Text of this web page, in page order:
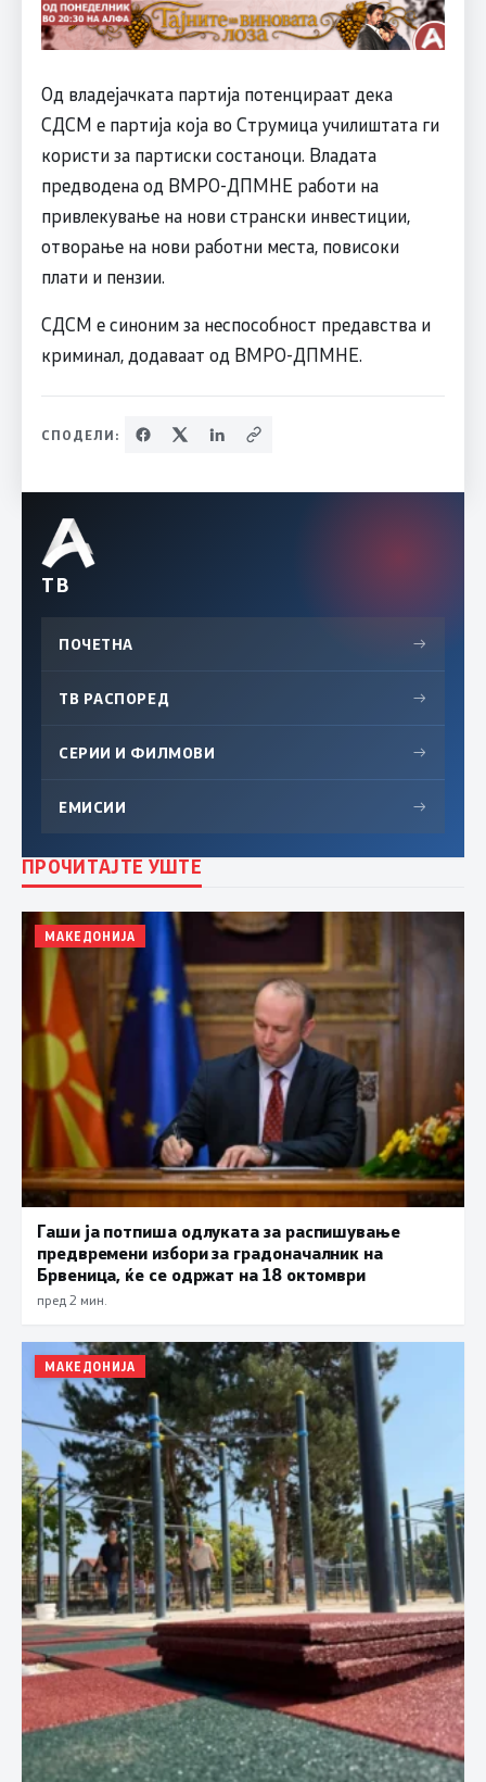
Од владејачката партија потенцираат дека
СДСМ е партија која во Струмица училиштата ги
користи за партиски состаноци. Владата
предводена од ВМРО-ДПМНЕ работи на
привлекување на нови странски инвестиции,
отворање на нови работни места, повисоки
плати и пензии.
СДСМ е синоним за неспособност предавства и
криминал, додаваат од ВМРО-ДПМНЕ.
СПОДЕЛИ:
ТВ
ПОЧЕТНА →
ТВ РАСПОРЕД →
СЕРИИ И ФИЛМОВИ →
ЕМИСИИ →
ПРОЧИТАЈТЕ УШТЕ
МАКЕДОНИЈА
Гаши ја потпиша одлуката за распишување
предвремени избори за градоначалник на
Брвеница, ќе се одржат на 18 октомври
пред 2 мин.
МАКЕДОНИЈА